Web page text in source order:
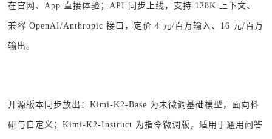
在官网、App 直接体验；API 同步上线，支持 128K 上下文、
兼容 OpenAI/Anthropic 接口，定价 4 元/百万输入、16 元/百万
输出。
开源版本同步放出：Kimi-K2-Base 为未微调基础模型，面向科
研与自定义；Kimi-K2-Instruct 为指令微调版，适用于通用问答